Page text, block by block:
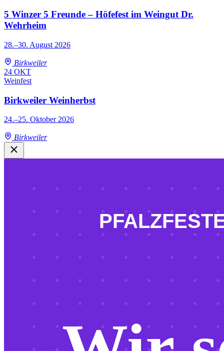
5 Winzer 5 Freunde – Höfefest im Weingut Dr.
Wehrheim
28.–30. August 2026
Birkweiler
24 OKT
Weinfest
Birkweiler Weinherbst
24.–25. Oktober 2026
Birkweiler